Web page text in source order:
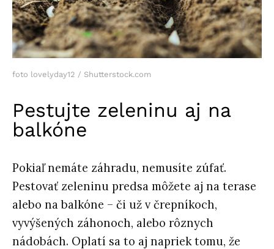
foto lovelyday12 / Shutterstock.com
Pestujte zeleninu aj na
balkóne
Pokiaľ nemáte záhradu, nemusíte zúfať.
Pestovať zeleninu predsa môžete aj na terase
alebo na balkóne – či už v črepníkoch,
vyvýšených záhonoch, alebo rôznych
nádobách. Oplatí sa to aj napriek tomu, že